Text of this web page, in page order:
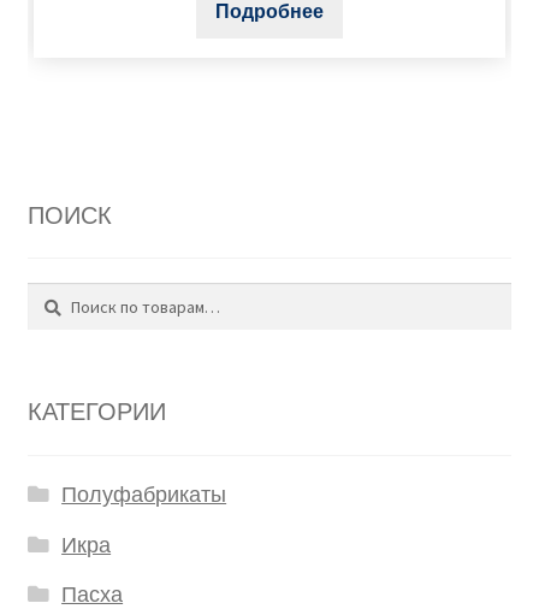
Подробнее
ПОИСК
Поиск
КАТЕГОРИИ
Полуфабрикаты
Икра
Пасха